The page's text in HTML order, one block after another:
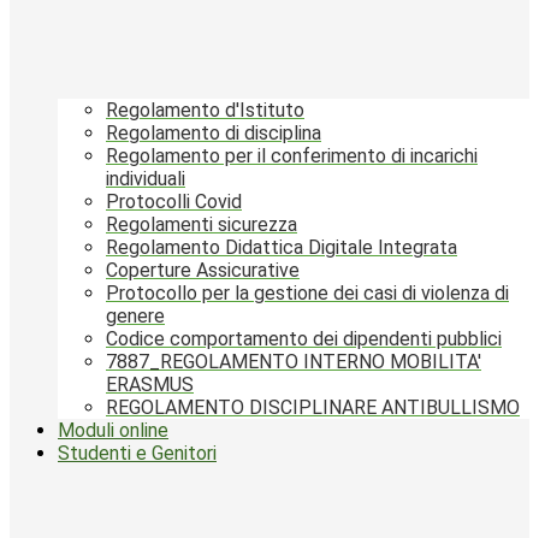
Regolamento d'Istituto
Regolamento di disciplina
Regolamento per il conferimento di incarichi
individuali
Protocolli Covid
Regolamenti sicurezza
Regolamento Didattica Digitale Integrata
Coperture Assicurative
Protocollo per la gestione dei casi di violenza di
genere
Codice comportamento dei dipendenti pubblici
7887_REGOLAMENTO INTERNO MOBILITA'
ERASMUS
REGOLAMENTO DISCIPLINARE ANTIBULLISMO
Moduli online
Studenti e Genitori